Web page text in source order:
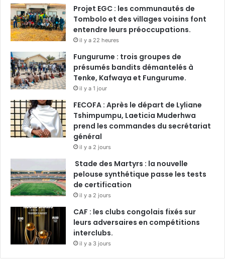
Projet EGC : les communautés de
Tombolo et des villages voisins font
entendre leurs préoccupations.
il y a 22 heures
Fungurume : trois groupes de
présumés bandits démantelés à
Tenke, Kafwaya et Fungurume.
il y a 1 jour
FECOFA : Après le départ de Lyliane
Tshimpumpu, Laeticia Muderhwa
prend les commandes du secrétariat
général
il y a 2 jours
Stade des Martyrs : la nouvelle
pelouse synthétique passe les tests
de certification
il y a 2 jours
CAF : les clubs congolais fixés sur
leurs adversaires en compétitions
interclubs.
il y a 3 jours